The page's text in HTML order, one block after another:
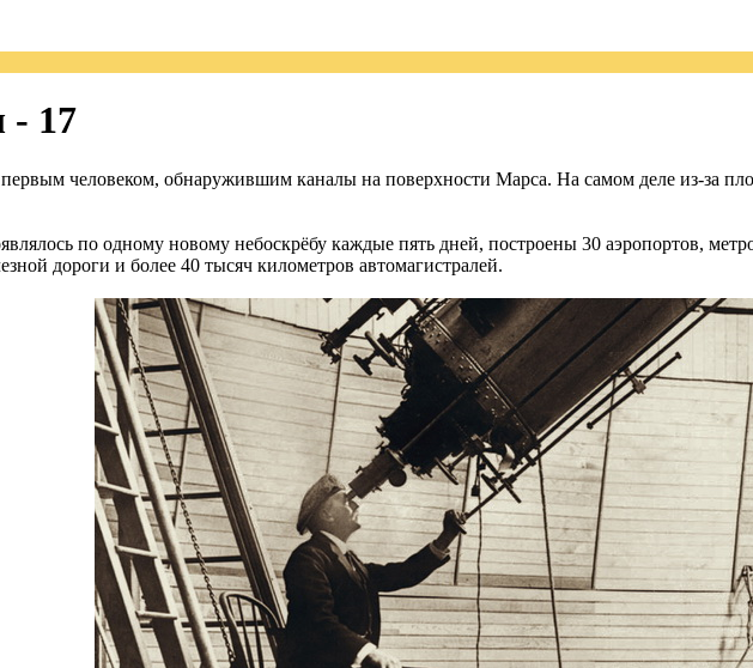
- 17
человеком, обнаружившим каналы на поверхности Марса. На самом деле из-за
по одному новому небоскрёбу каждые пять дней, построены 30 аэропортов,
дороги и более 40 тысяч километров автомагистралей.